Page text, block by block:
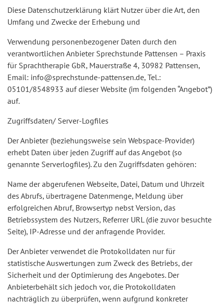
Diese Datenschutzerklärung klärt Nutzer über die Art, den
Umfang und Zwecke der Erhebung und
Verwendung personenbezogener Daten durch den
verantwortlichen Anbieter Sprechstunde Pattensen – Praxis
für Sprachtherapie GbR, Mauerstraße 4, 30982 Pattensen,
Email: info@sprechstunde-pattensen.de, Tel.:
05101/8548933 auf dieser Website (im folgenden “Angebot”)
auf.
Zugriffsdaten/ Server-Logfiles
Der Anbieter (beziehungsweise sein Webspace-Provider)
erhebt Daten über jeden Zugriff auf das Angebot (so
genannte Serverlogfiles). Zu den Zugriffsdaten gehören:
Name der abgerufenen Webseite, Datei, Datum und Uhrzeit
des Abrufs, übertragene Datenmenge, Meldung über
erfolgreichen Abruf, Browsertyp nebst Version, das
Betriebssystem des Nutzers, Referrer URL (die zuvor besuchte
Seite), IP-Adresse und der anfragende Provider.
Der Anbieter verwendet die Protokolldaten nur für
statistische Auswertungen zum Zweck des Betriebs, der
Sicherheit und der Optimierung des Angebotes. Der
Anbieterbehält sich jedoch vor, die Protokolldaten
nachträglich zu überprüfen, wenn aufgrund konkreter